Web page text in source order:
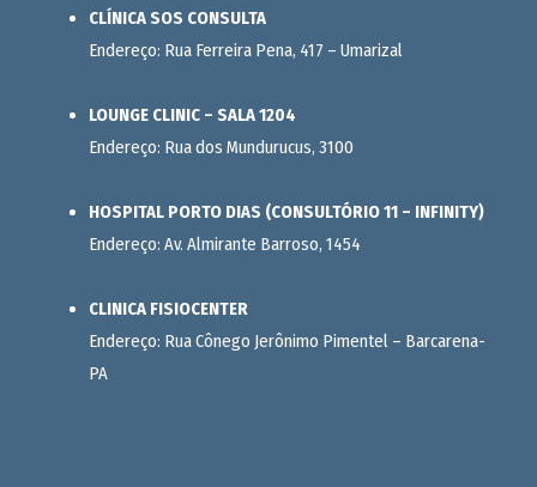
CLÍNICA SOS CONSULTA
Endereço: Rua Ferreira Pena, 417 – Umarizal
LOUNGE CLINIC – SALA 1204
Endereço: Rua dos Mundurucus, 3100
HOSPITAL PORTO DIAS (CONSULTÓRIO 11 – INFINITY)
Endereço: Av. Almirante Barroso, 1454
CLINICA FISIOCENTER
Endereço: Rua Cônego Jerônimo Pimentel – Barcarena-
PA